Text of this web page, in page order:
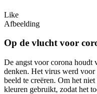
Like
Afbeelding
Op de vlucht voor
De angst voor corona houdt
denken. Het virus werd
beeld te creëren. Om het
kleuren gebruikt, zodat het